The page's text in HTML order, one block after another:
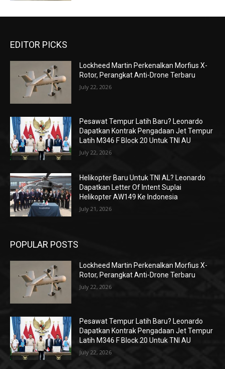
EDITOR PICKS
Lockheed Martin Perkenalkan Morfius X-
Rotor, Perangkat Anti-Drone Terbaru
July 22, 2026
Pesawat Tempur Latih Baru? Leonardo
Dapatkan Kontrak Pengadaan Jet Tempur
Latih M346 F Block 20 Untuk TNI AU
July 22, 2026
Helikopter Baru Untuk TNI AL? Leonardo
Dapatkan Letter Of Intent Suplai
Helikopter AW149 Ke Indonesia
July 21, 2026
POPULAR POSTS
Lockheed Martin Perkenalkan Morfius X-
Rotor, Perangkat Anti-Drone Terbaru
July 22, 2026
Pesawat Tempur Latih Baru? Leonardo
Dapatkan Kontrak Pengadaan Jet Tempur
Latih M346 F Block 20 Untuk TNI AU
July 22, 2026